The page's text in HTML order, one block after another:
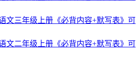
文三年级上册《必背内容+默写表》可
文二年级上册《必背内容+默写表》可